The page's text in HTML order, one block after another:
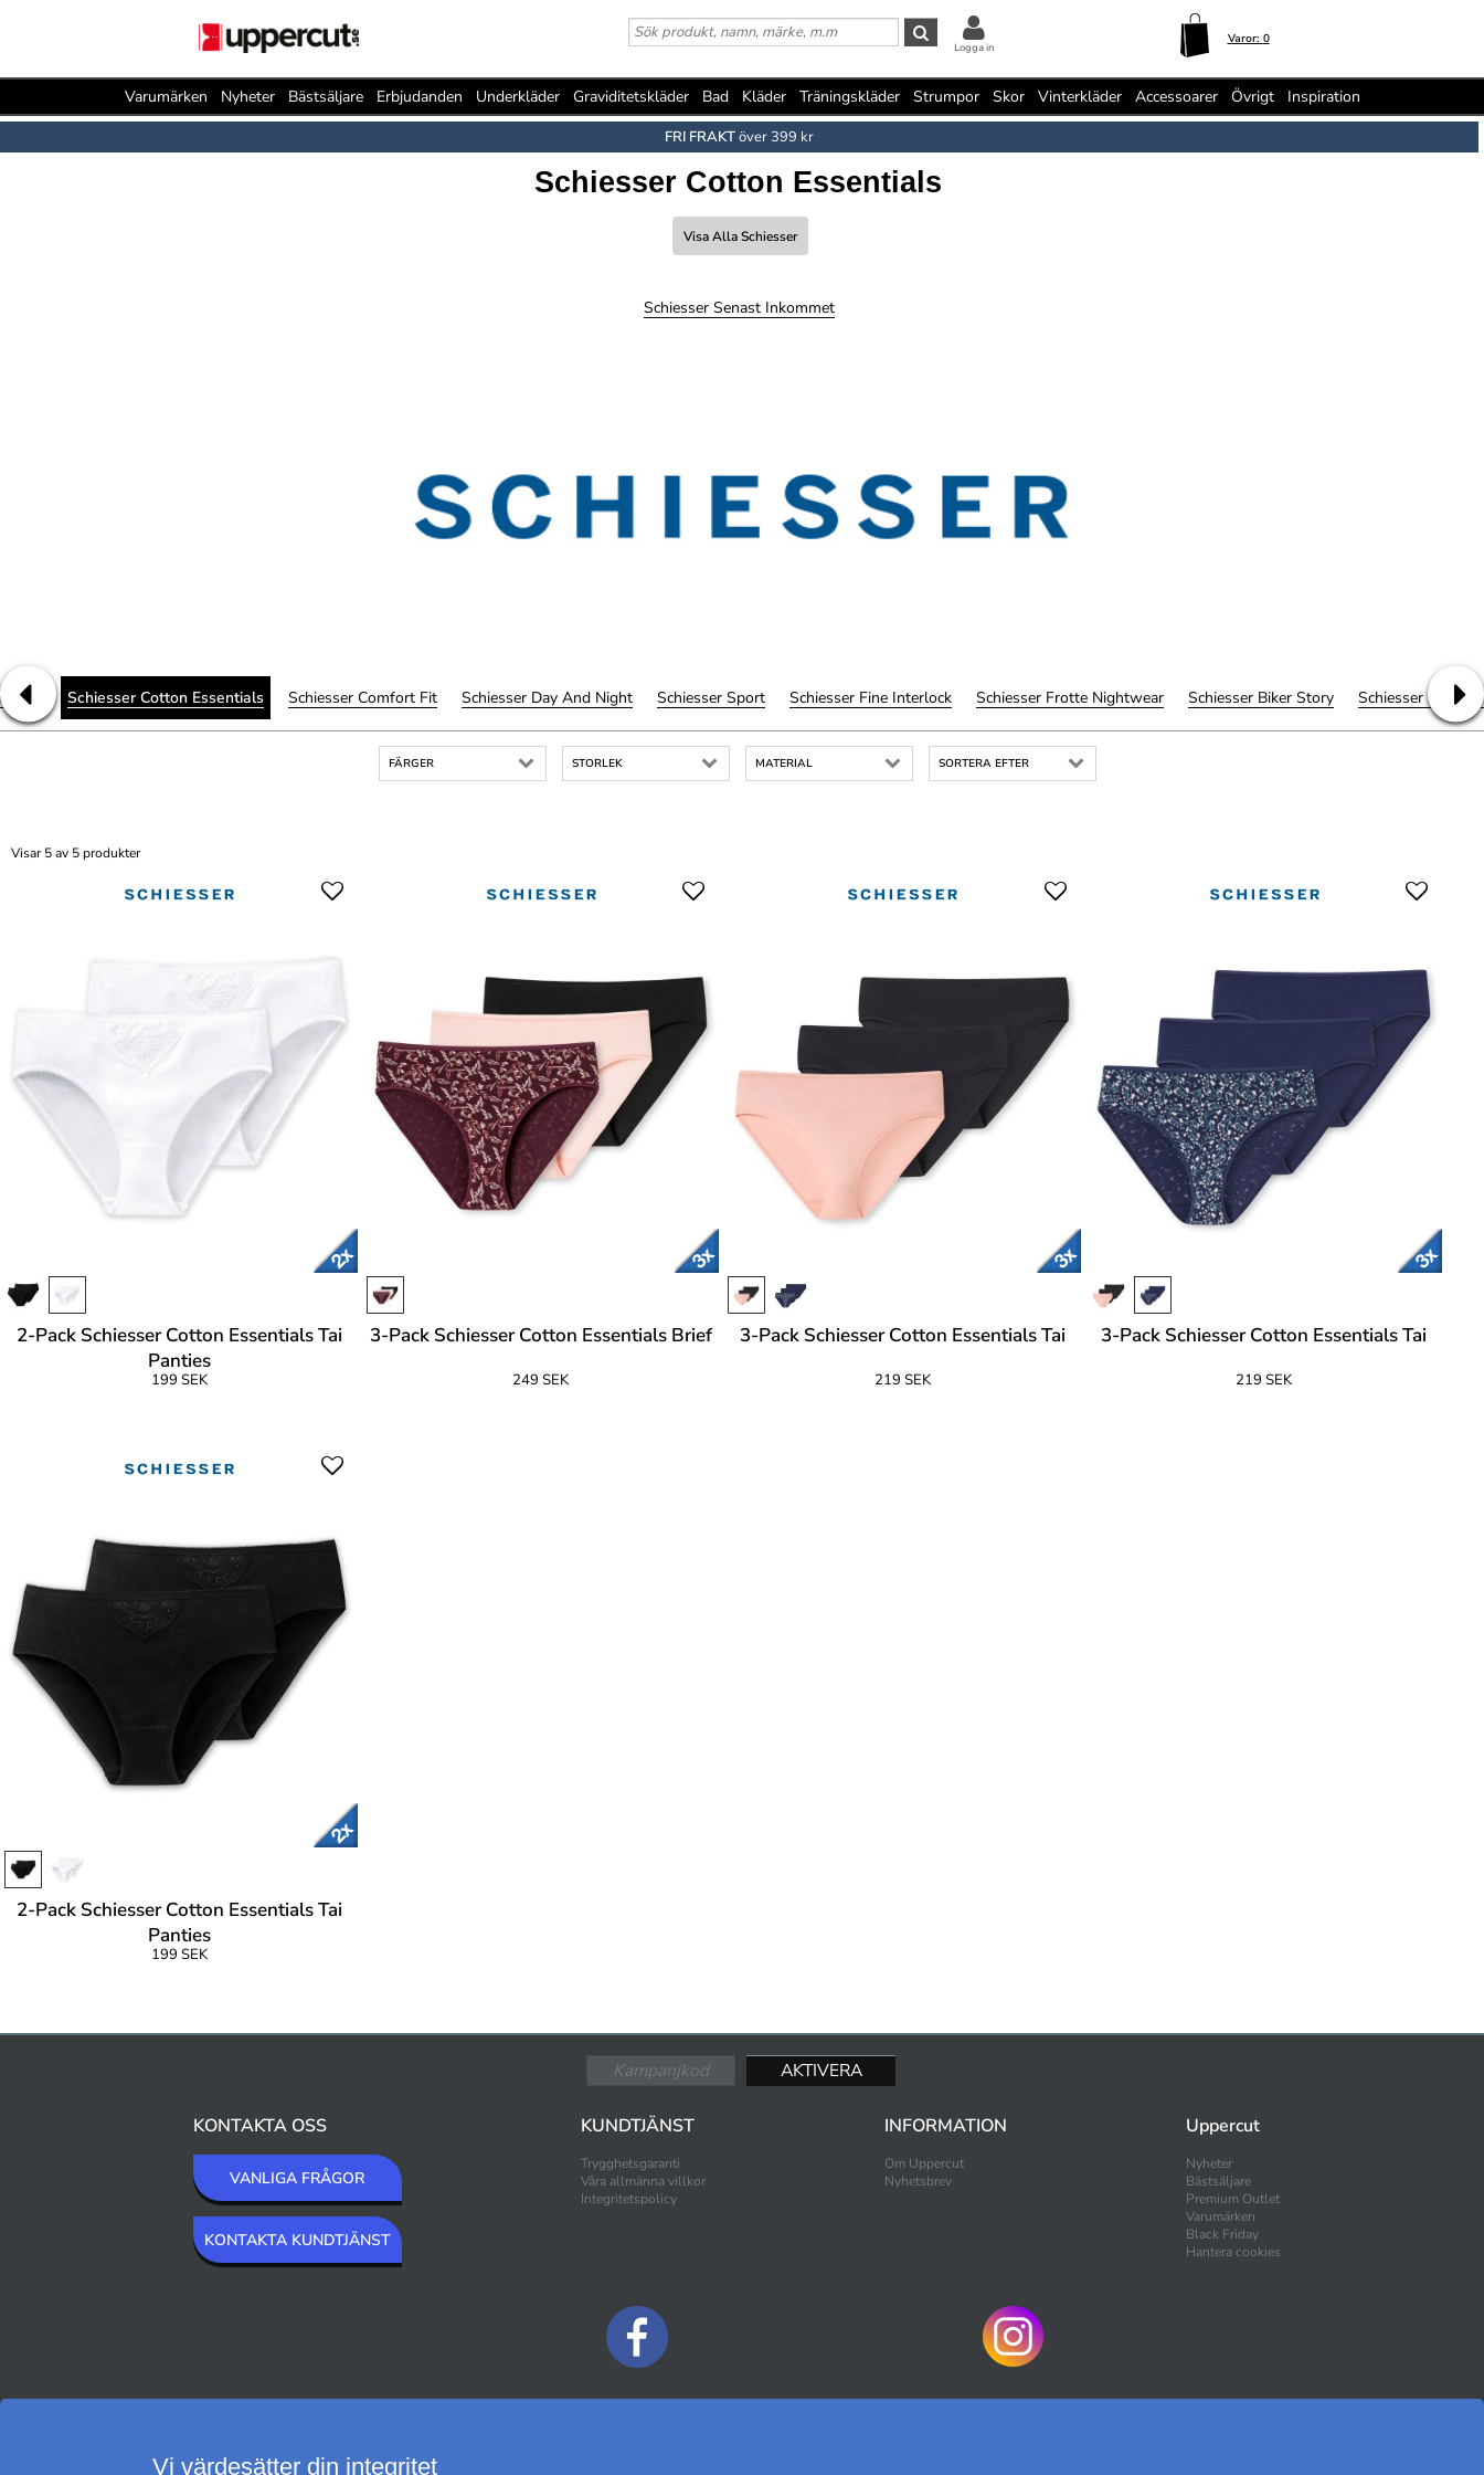
Varor: 0
Logga in
Varumärken Nyheter Bästsäljare Erbjudanden Underkläder Graviditetskläder Bad Kläder Träningskläder Strumpor Skor Vinterkläder Accessoarer Övrigt Inspiration
FRI FRAKTöver 399 kr
Schiesser Cotton Essentials
Visa Alla Schiesser
Schiesser Senast Inkommet
Pure Schiesser Cotton Essentials Schiesser Comfort Fit Schiesser Day And Night Schiesser Sport Schiesser Fine Interlock Schiesser Frotte Nightwear Schiesser Biker Story Schiesser
FÄRGER STORLEK MATERIAL SORTERA EFTER
Visar 5 av 5 produkter
2-Pack Schiesser Cotton Essentials Tai
Panties
199 SEK
3-Pack Schiesser Cotton Essentials Brief
249 SEK
3-Pack Schiesser Cotton Essentials Tai
219 SEK
3-Pack Schiesser Cotton Essentials Tai
219 SEK
2-Pack Schiesser Cotton Essentials Tai
Panties
199 SEK
KONTAKTA OSS
VANLIGA FRÅGOR
KONTAKTA KUNDTJÄNST
KUNDTJÄNST
Trygghetsgaranti
Våra allmänna villkor
Integritetspolicy
INFORMATION
Om Uppercut
Nyhetsbrev
Uppercut
Nyheter
Bästsäljare
Premium Outlet
Varumärken
Black Friday
Hantera cookies
Vi värdesätter din integritet